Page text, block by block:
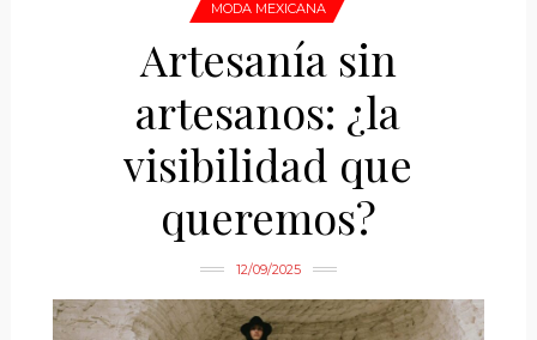
MODA MEXICANA
Artesanía sin
artesanos: ¿la
visibilidad que
queremos?
12/09/2025